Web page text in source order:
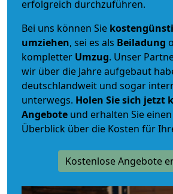
erfolgreich durchzuführen.
Bei uns können Sie
umziehen, sei es als Beiladung
kompletter Umzug. Unser
wir über die Jahre aufgebaut
deutschlandweit und sogar
unterwegs. Holen Sie sich jetzt
Angebote und erhalten Sie
Überblick über die Kosten für
Kostenlose Angebote